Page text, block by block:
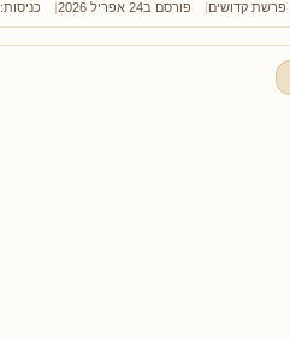
פרשת קדושים פורסם ב24 אפריל 2026 כניסות: 220